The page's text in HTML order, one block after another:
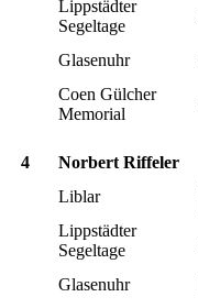
Lippstädter
Segeltage
Glasenuhr
Coen Gülcher
Memorial
4 Norbert Riffeler
Liblar
Lippstädter
Segeltage
Glasenuhr